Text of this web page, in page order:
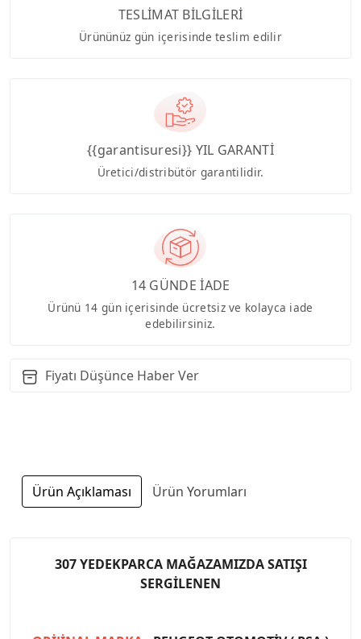
TESLİMAT BİLGİLERİ
Ürününüz gün içerisinde teslim edilir
{{garantisuresi}} YIL GARANTİ
Üretici/distribütör garantilidir.
14 GÜNDE İADE
Ürünü 14 gün içerisinde ücretsiz ve kolayca iade
edebilirsiniz.
Fiyatı Düşünce Haber Ver
Ürün Açıklaması Ürün Yorumları
307 YEDEKPARCA MAĞAZAMIZDA SATIŞI
SERGİLENEN